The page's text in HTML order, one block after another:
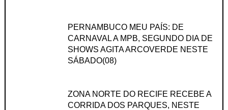
PERNAMBUCO MEU PAÍS: DE
CARNAVAL A MPB, SEGUNDO DIA DE
SHOWS AGITA ARCOVERDE NESTE
SÁBADO(08)
ZONA NORTE DO RECIFE RECEBE A
CORRIDA DOS PARQUES, NESTE